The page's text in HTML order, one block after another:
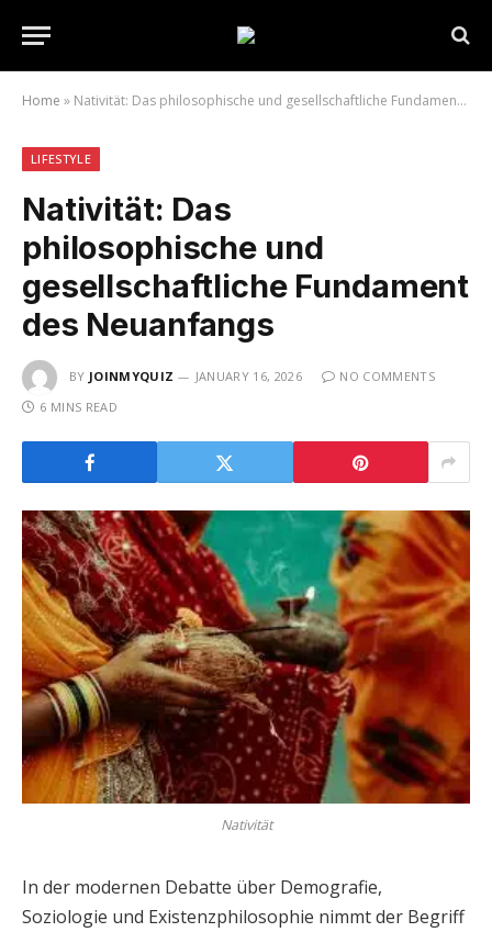
Home » Nativität: Das philosophische und gesellschaftliche Fundament des Neuanfangs
LIFESTYLE
Nativität: Das
philosophische und
gesellschaftliche Fundament
des Neuanfangs
BY JOINMYQUIZ JANUARY 16, 2026
NO COMMENTS
6 MINS READ
Nativität
In der modernen Debatte über Demografie,
Soziologie und Existenzphilosophie nimmt der Begriff